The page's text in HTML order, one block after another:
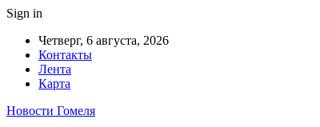
Sign in
Четверг, 6 августа, 2026
Контакты
Лента
Карта
Новости Гомеля